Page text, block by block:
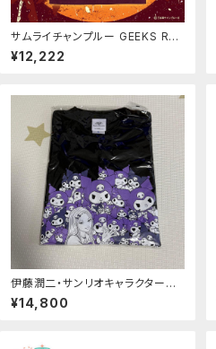
サムライチャンプルー GEEKS RUL
E samurai champloo T
¥12,222
伊藤潤二・サンリオキャラクターズ
ラギットTシャツギャル富江 (富江・
クロミ)
¥14,800